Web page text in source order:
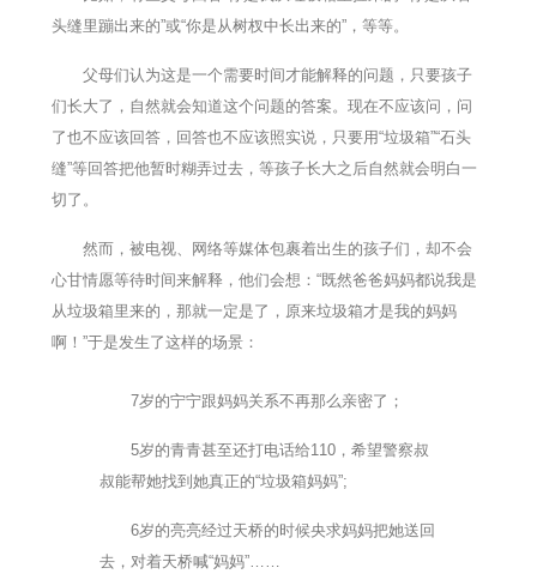
头缝里蹦出来的”或“你是从树杈中长出来的”，等等。
父母们认为这是一个需要时间才能解释的问题，只要孩子
们长大了，自然就会知道这个问题的答案。现在不应该问，问
了也不应该回答，回答也不应该照实说，只要用“垃圾箱”“石头
缝”等回答把他暂时糊弄过去，等孩子长大之后自然就会明白一
切了。
然而，被电视、网络等媒体包裹着出生的孩子们，却不会
心甘情愿等待时间来解释，他们会想：“既然爸爸妈妈都说我是
从垃圾箱里来的，那就一定是了，原来垃圾箱才是我的妈妈
啊！”于是发生了这样的场景：
7岁的宁宁跟妈妈关系不再那么亲密了；
5岁的青青甚至还打电话给110，希望警察叔
叔能帮她找到她真正的“垃圾箱妈妈”;
6岁的亮亮经过天桥的时候央求妈妈把她送回
去，对着天桥喊“妈妈”……